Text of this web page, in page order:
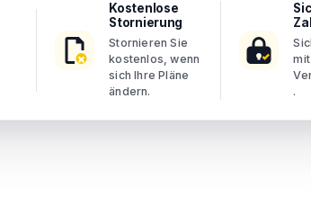
Kostenlose
Stornierung
Stornieren Sie
kostenlos, wenn
sich Ihre Pläne
ändern.
.